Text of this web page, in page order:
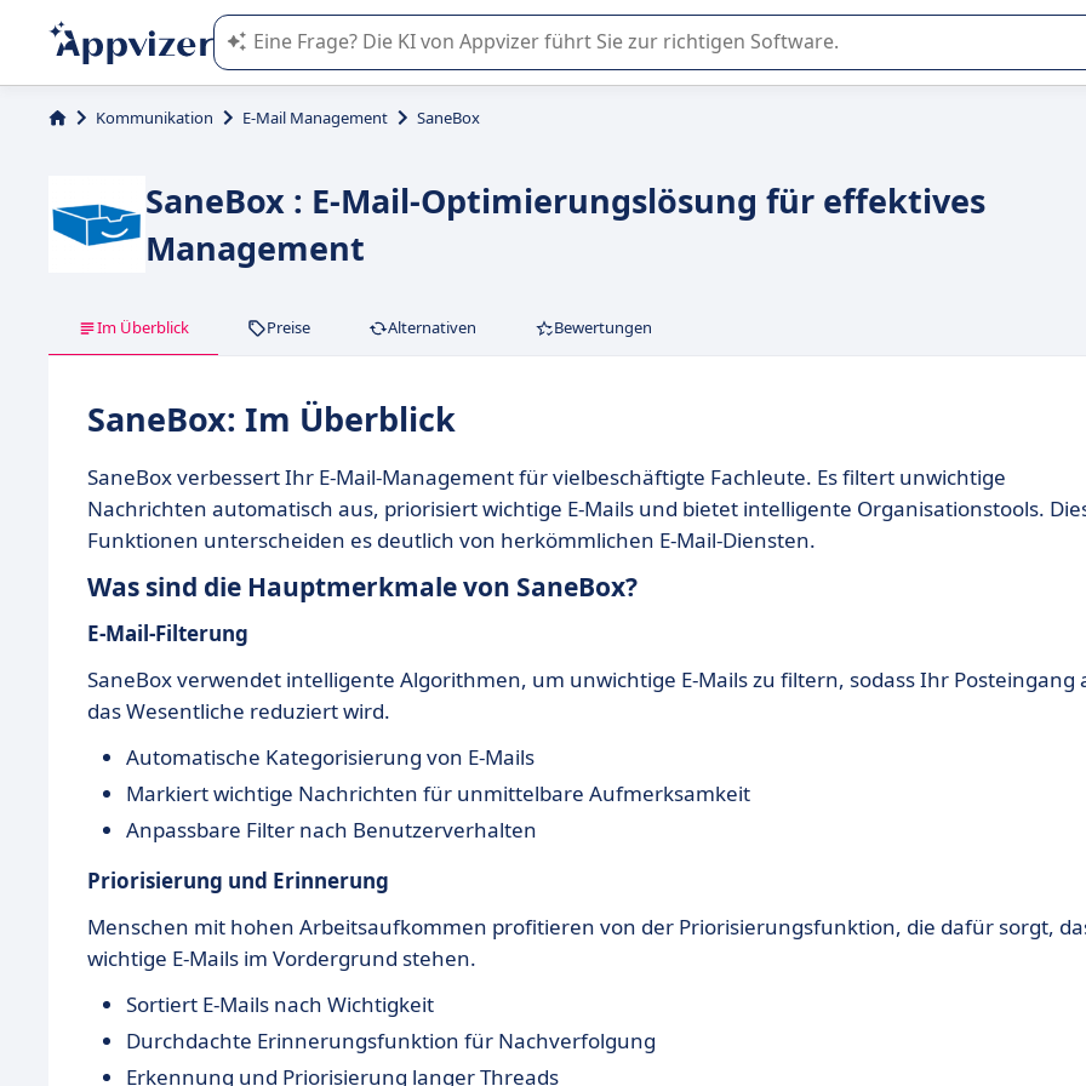
Die KI von Appvizer führt Sie bei der Nutzung oder Auswahl von SaaS-Software in Unternehmen.
Kommunikation E-Mail Management SaneBox
SaneBox : E-Mail-Optimierungslösung für effektives
Management
Im Überblick Preise Alternativen Bewertungen
SaneBox: Im Überblick
SaneBox verbessert Ihr E-Mail-Management für vielbeschäftigte Fachleute. Es filtert unwichtige
Nachrichten automatisch aus, priorisiert wichtige E-Mails und bietet intelligente Organisationstools.
Funktionen unterscheiden es deutlich von herkömmlichen E-Mail-Diensten.
Was sind die Hauptmerkmale von SaneBox?
E-Mail-Filterung
SaneBox verwendet intelligente Algorithmen, um unwichtige E-Mails zu filtern, sodass Ihr Posteingang
das Wesentliche reduziert wird.
Automatische Kategorisierung von E-Mails
Markiert wichtige Nachrichten für unmittelbare Aufmerksamkeit
Anpassbare Filter nach Benutzerverhalten
Priorisierung und Erinnerung
Menschen mit hohen Arbeitsaufkommen profitieren von der Priorisierungsfunktion, die dafür sorgt,
wichtige E-Mails im Vordergrund stehen.
Sortiert E-Mails nach Wichtigkeit
Durchdachte Erinnerungsfunktion für Nachverfolgung
Erkennung und Priorisierung langer Threads